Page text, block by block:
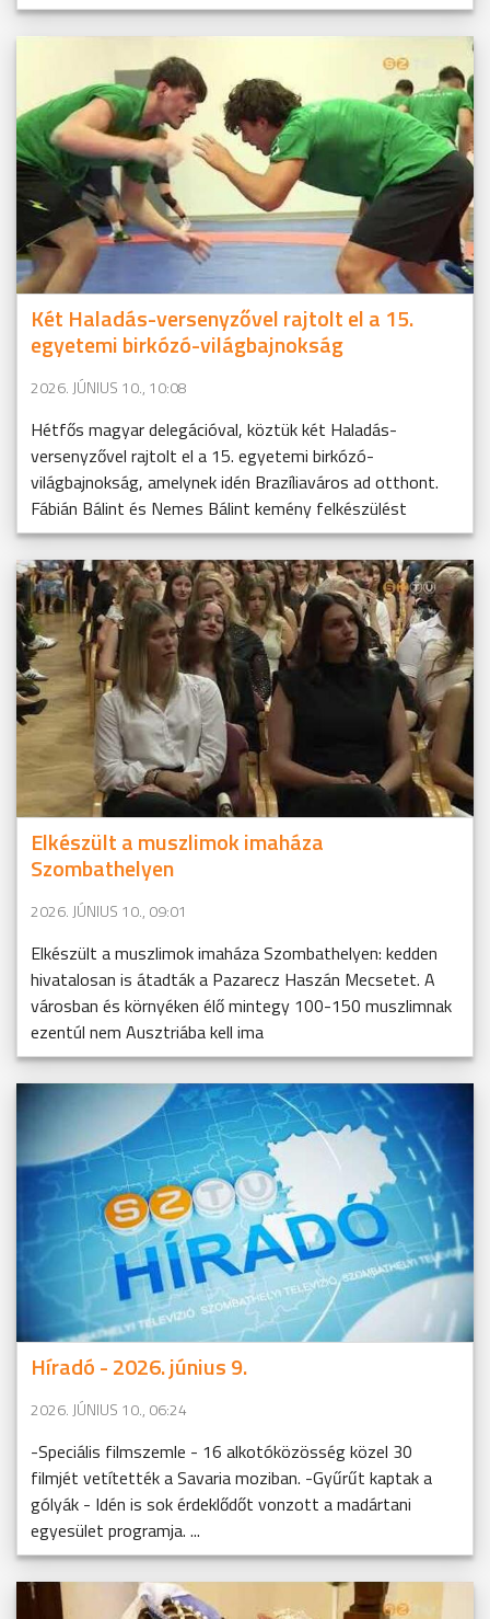
Két Haladás-versenyzővel rajtolt el a 15.
egyetemi birkózó-világbajnokság
2026. JÚNIUS 10., 10:08
Hétfős magyar delegációval, köztük két Haladás-
versenyzővel rajtolt el a 15. egyetemi birkózó-
világbajnokság, amelynek idén Brazíliaváros ad otthont.
Fábián Bálint és Nemes Bálint kemény felkészülést
Elkészült a muszlimok imaháza
Szombathelyen
2026. JÚNIUS 10., 09:01
Elkészült a muszlimok imaháza Szombathelyen: kedden
hivatalosan is átadták a Pazarecz Haszán Mecsetet. A
városban és környéken élő mintegy 100-150 muszlimnak
ezentúl nem Ausztriába kell ima
Híradó - 2026. június 9.
2026. JÚNIUS 10., 06:24
-Speciális filmszemle - 16 alkotóközösség közel 30
filmjét vetítették a Savaria moziban. -Gyűrűt kaptak a
gólyák - Idén is sok érdeklődőt vonzott a madártani
egyesület programja. ...